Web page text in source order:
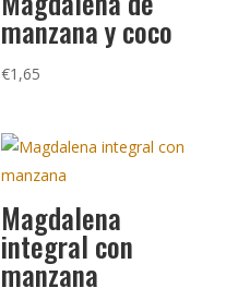
manzana y coco
€1,65
Magdalena
integral con
manzana